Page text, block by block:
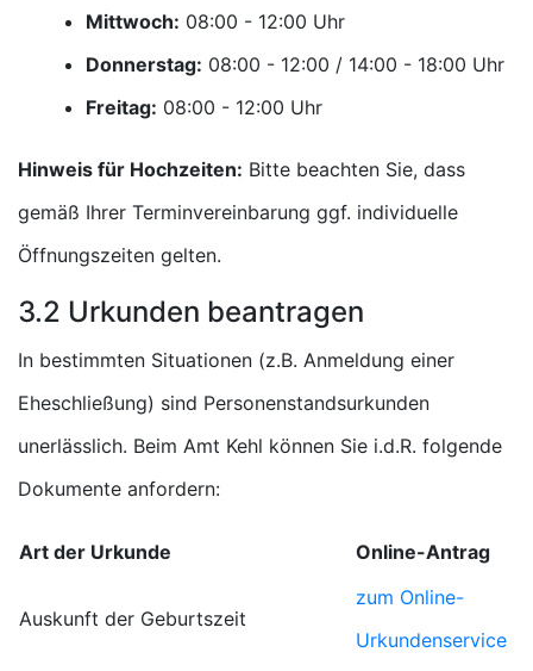
Mittwoch:
Uhr
Donnerstag:
Uhr
Freitag:
Uhr
Hinweis für Hochzeiten: Bitte beachten Sie, dass
gemäß Ihrer Terminvereinbarung ggf. individuelle
Öffnungszeiten gelten.
3.2 Urkunden beantragen
In bestimmten Situationen (z.B. Anmeldung einer
Eheschließung) sind Personenstandsurkunden
unerlässlich. Beim Amt Kehl können Sie i.d.R. folgende
Dokumente anfordern:
Art der Urkunde Online-Antrag
Auskunft der Geburtszeit
zum Online-
Urkundenservice